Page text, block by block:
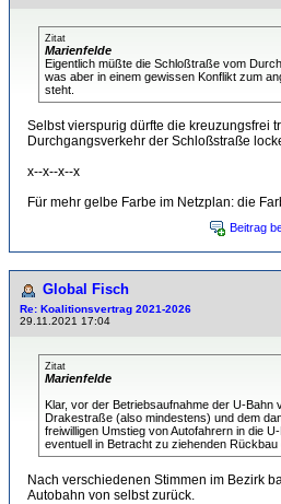
Zitat
Marienfelde
Eigentlich müßte die Schloßtraße vom
was aber in einem gewissen Konflikt zum
steht.
Selbst vierspurig dürfte die kreuzungsfrei
Durchgangsverkehr der Schloßstraße
x--x--x--x
Für mehr gelbe Farbe im Netzplan: die
Beitrag
Global Fisch
Re: Koalitionsvertrag 2021-2026
29.11.2021 17:04
Zitat
Marienfelde
Klar, vor der Betriebsaufnahme der U-Bahn
Drakestraße (also mindestens) und dem
freiwilligen Umstieg von Autofahrern in die
eventuell in Betracht zu ziehenden
Nach verschiedenen Stimmen im Bezirk
Autobahn von selbst zurück.